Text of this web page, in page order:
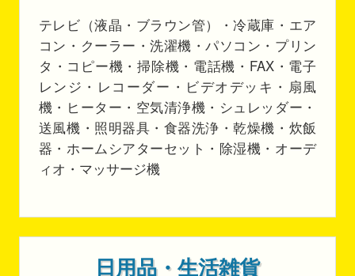
テレビ（液晶・ブラウン管）・冷蔵庫・エア
コン・クーラー・洗濯機・パソコン・プリン
タ・コピー機・掃除機・電話機・FAX・電子
レンジ・レコーダー・ビデオデッキ・扇風
機・ヒーター・空気清浄機・シュレッダー・
送風機・照明器具・食器洗浄・乾燥機・炊飯
器・ホームシアターセット・除湿機・オーデ
ィオ・マッサージ機
日用品・生活雑貨